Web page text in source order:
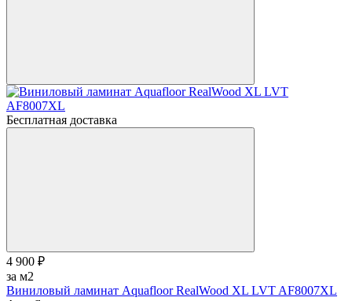
Бесплатная доставка
4 900 ₽
за м2
Виниловый ламинат Aquafloor RealWood XL LVT AF8007XL